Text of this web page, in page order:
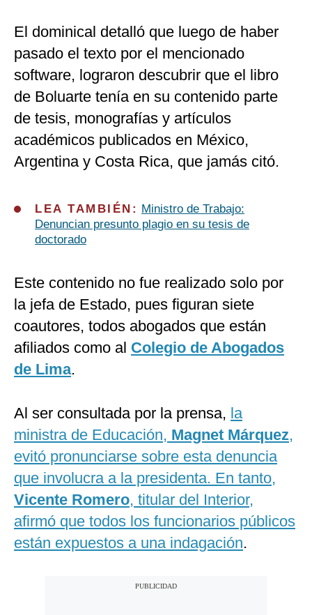
El dominical detalló que luego de haber
pasado el texto por el mencionado
software, lograron descubrir que el libro
de Boluarte tenía en su contenido parte
de tesis, monografías y artículos
académicos publicados en México,
Argentina y Costa Rica, que jamás citó.
LEA TAMBIÉN: Ministro de Trabajo:
Denuncian presunto plagio en su tesis de
doctorado
Este contenido no fue realizado solo por
la jefa de Estado, pues figuran siete
coautores, todos abogados que están
afiliados como al Colegio de Abogados
de Lima.
Al ser consultada por la prensa, la
ministra de Educación, Magnet Márquez,
evitó pronunciarse sobre esta denuncia
que involucra a la presidenta. En tanto,
Vicente Romero, titular del Interior,
afirmó que todos los funcionarios públicos
están expuestos a una indagación.